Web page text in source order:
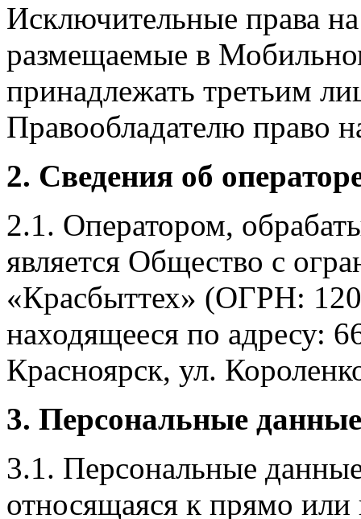
Исключительные права
размещаемые в
принадлежать третьим
Правообладателю право
2. Сведения об
2.1. Оператором,
является Общество с
«Красбыттех» (ОГРН:
находящееся по адресу:
Красноярск, ул.
3. Персональные
3.1. Персональные
относящаяся к прямо